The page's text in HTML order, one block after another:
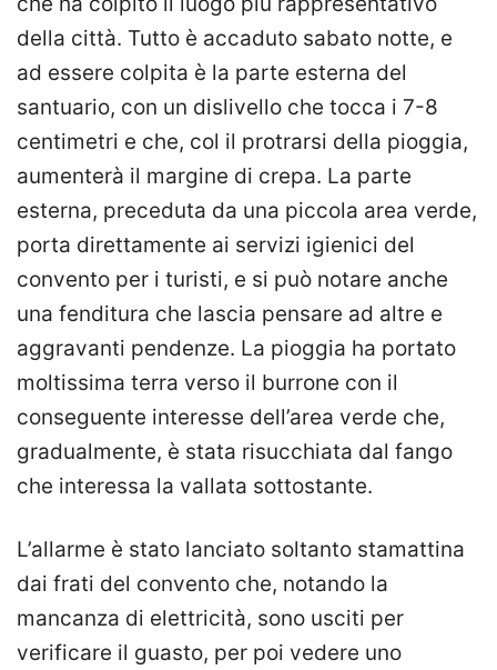
della città. Tutto è accaduto sabato notte, e
ad essere colpita è la parte esterna del
santuario, con un dislivello che tocca i 7-8
centimetri e che, col il protrarsi della pioggia,
aumenterà il margine di crepa. La parte
esterna, preceduta da una piccola area verde,
porta direttamente ai servizi igienici del
convento per i turisti, e si può notare anche
una fenditura che lascia pensare ad altre e
aggravanti pendenze. La pioggia ha portato
moltissima terra verso il burrone con il
conseguente interesse dell’area verde che,
gradualmente, è stata risucchiata dal fango
che interessa la vallata sottostante.
L’allarme è stato lanciato soltanto stamattina
dai frati del convento che, notando la
mancanza di elettricità, sono usciti per
verificare il guasto, per poi vedere uno